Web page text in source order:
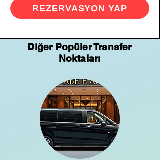
REZERVASYON YAP
Diğer Popüler Transfer
Noktaları